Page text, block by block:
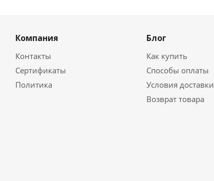
Компания
Контакты
Сертификаты
Политика
Блог
Как купить
Способы оплаты
Условия доставки
Возврат товара